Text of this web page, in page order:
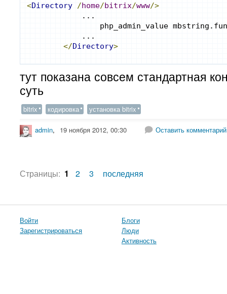
<Directory /home/bitrix/www/>
...
php_admin_value
...
</Directory>
тут показана совсем стандартная
суть
bitrix кодировка установка bitrix
admin, 19 ноября 2012, 00:30 Оставить комментарий
Страницы: 1 2 3 последняя
Войти
Зарегистрироваться
Блоги
Люди
Активность